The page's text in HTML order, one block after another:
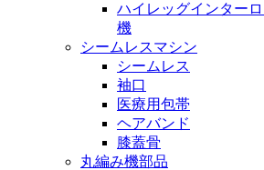
ハイレッグインター
機
シームレスマシン
シームレス
袖口
医療用包帯
ヘアバンド
膝蓋骨
丸編み機部品